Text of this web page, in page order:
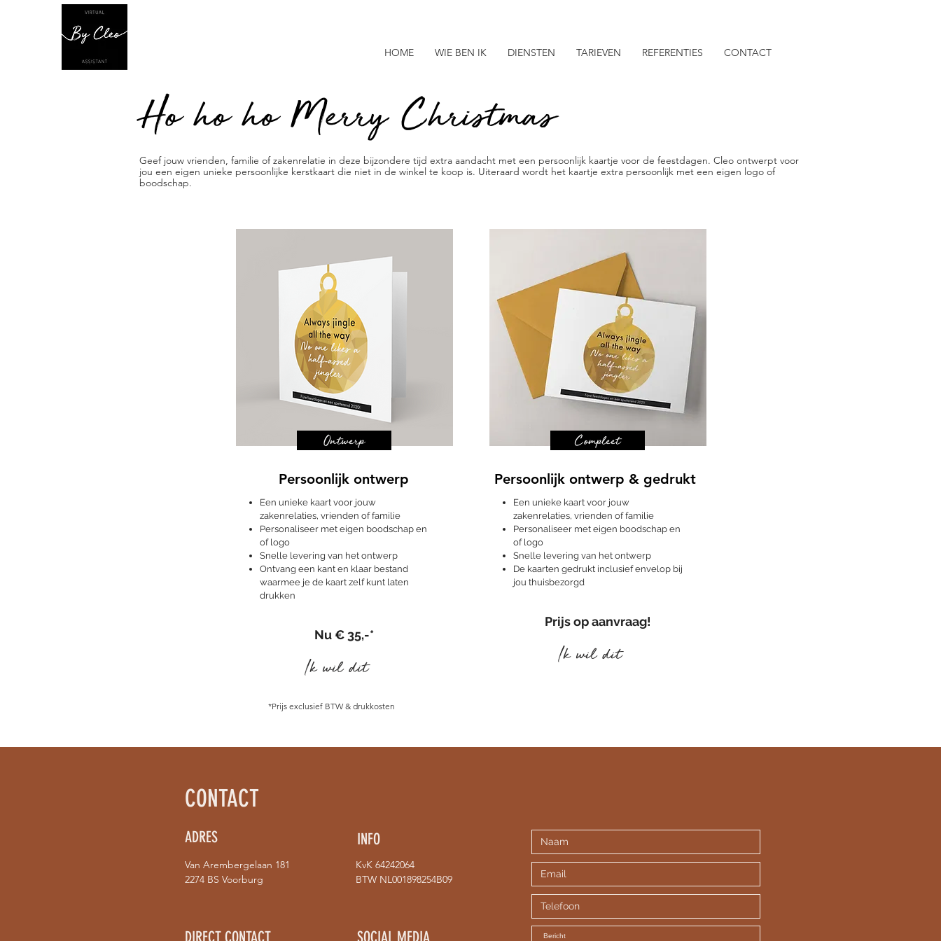
HOME WIE BEN IK DIENSTEN TARIEVEN REFERENTIES CONTACT
Ho ho ho Merry Christmas
Geef jouw vrienden, familie of zakenrelatie in deze bijzondere tijd extra aandacht met een persoonlijk kaartje voor de feestdagen. Cleo ontwerpt voor
jou een eigen unieke persoonlijke kerstkaart die niet in de winkel te koop is. Uiteraard wordt het kaartje extra persoonlijk met een eigen logo of
boodschap.
Ontwerp
Persoonlijk ontwerp
Een unieke kaart voor jouw
zakenrelaties, vrienden of familie
Personaliseer met eigen boodschap en
of logo
Snelle levering van het ontwerp
Ontvang een kant en klaar bestand
waarmee je de kaart zelf kunt laten
drukken
Nu€ 35,-*
Ik wil dit
Compleet
Persoonlijk ontwerp & gedrukt
Een unieke kaart voor jouw
zakenrelaties, vrienden of familie
Personaliseer met eigen boodschap en
of logo
Snelle levering van het ontwerp
De kaarten gedrukt inclusief envelop bij
jou thuisbezorgd
Prijs op aanvraag!
Ik wil dit
*Prijs exclusief BTW & drukkosten
CONTACT
ADRES
Van Arembergelaan 181
2274 BS Voorburg
INFO
KvK 64242064
BTW NL001898254B09
DIRECT CONTACT SOCIAL MEDIA